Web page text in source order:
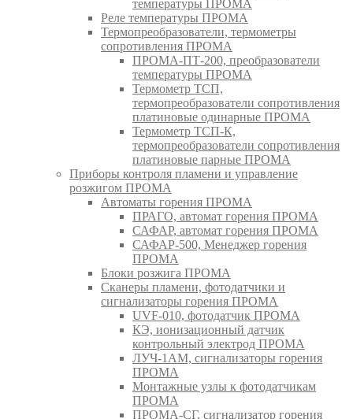
температуры ПРОМА
Реле температуры ПРОМА
Термопреобразователи, термометры
сопротивления ПРОМА
ПРОМА-ПТ-200, преобразователи
температуры ПРОМА
Термометр ТСП,
термопреобразователи сопротивления
платиновые одинарные ПРОМА
Термометр ТСП-К,
термопреобразователи сопротивления
платиновые парные ПРОМА
Приборы контроля пламени и управление
розжигом ПРОМА
Автоматы горения ПРОМА
ПРАГО, автомат горения ПРОМА
САФАР, автомат горения ПРОМА
САФАР-500, Менеджер горения
ПРОМА
Блоки розжига ПРОМА
Сканеры пламени, фотодатчики и
сигнализаторы горения ПРОМА
UVF-010, фотодатчик ПРОМА
КЭ, ионизационный датчик
контрольный электрод ПРОМА
ЛУЧ-1АМ, сигнализаторы горения
ПРОМА
Монтажные узлы к фотодатчикам
ПРОМА
ПРОМА-СГ, сигнализатор горения